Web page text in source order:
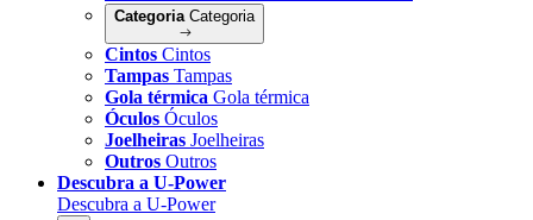
Categoria Categoria
Cintos Cintos
Tampas Tampas
Gola térmica Gola térmica
Óculos Óculos
Joelheiras Joelheiras
Outros Outros
Descubra a U-Power
Descubra a U-Power